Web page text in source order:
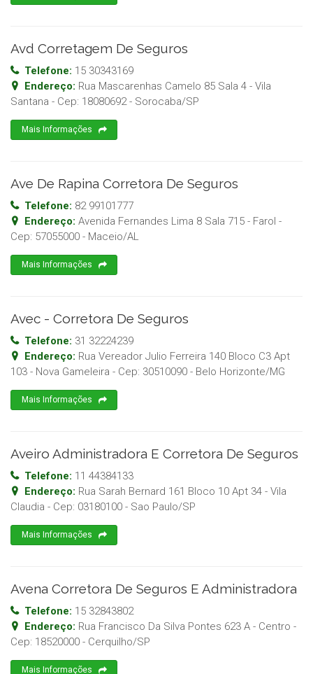
Avd Corretagem De Seguros
Telefone: 15 30343169
Endereço: Rua Mascarenhas Camelo 85 Sala 4 - Vila
Santana - Cep: 18080692- Sorocaba/SP
Mais Informações
Ave De Rapina Corretora De Seguros
Telefone: 82 99101777
Endereço: Avenida Fernandes Lima 8 Sala 715 - Farol -
Cep: 57055000 - Maceio/AL
Mais Informações
Avec - Corretora De Seguros
Telefone: 31 32224239
Endereço: Rua Vereador Julio Ferreira 140 Bloco C3 Apt
103 - Nova Gameleira - Cep: 30510090 - Belo Horizonte/MG
Mais Informações
Aveiro Administradora E Corretora De Seguros
Telefone: 11 44384133
Endereço: Rua Sarah Bernard 161 Bloco 10 Apt 34 - Vila
Claudia - Cep: 03180100 - Sao Paulo/SP
Mais Informações
Avena Corretora De Seguros E Administradora
Telefone: 15 32843802
Endereço: Rua Francisco Da Silva Pontes 623 A - Centro -
Cep: 18520000 - Cerquilho/SP
Mais Informações